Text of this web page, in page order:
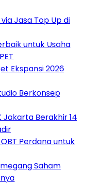
Jasa Top Up di
untuk Usaha
Ekspansi 2026
Berkonsep
Jakarta Berakhir 14
Perdana untuk
Saham